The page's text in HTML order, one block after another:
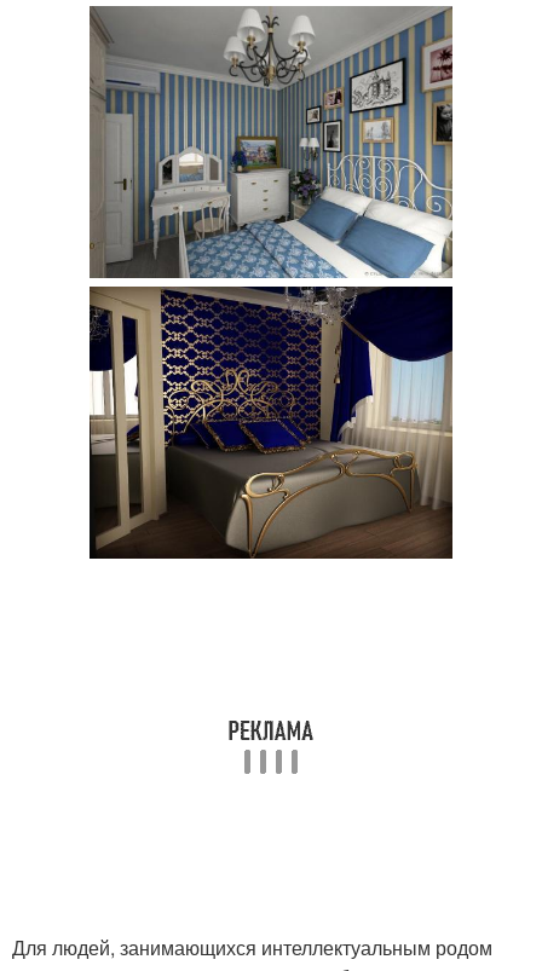
Для людей, занимающихся интеллектуальным родом